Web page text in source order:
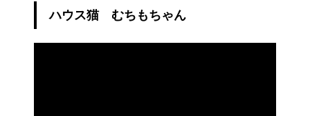
ハウス猫 むちもちゃん